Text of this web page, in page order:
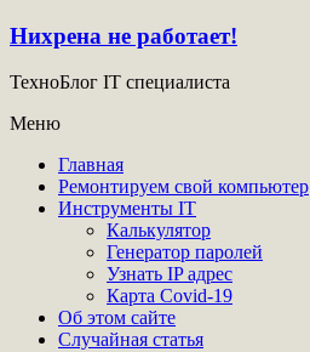
Нихрена не работает!
ТехноБлог IT специалиста
Меню
Главная
Ремонтируем свой компьютер
Инструменты IT
Калькулятор
Генератор паролей
Узнать IP адрес
Карта Covid-19
Об этом сайте
Случайная статья